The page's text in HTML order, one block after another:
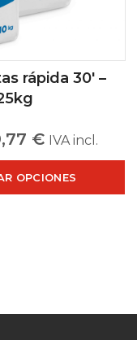
rápida 30′ –
€ IVA incl.
OPCIONES